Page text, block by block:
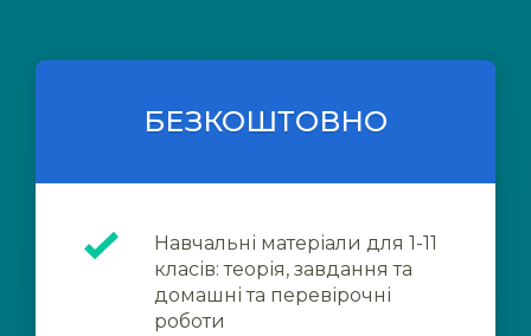
БЕЗКОШТОВНО
Навчальні матеріали для 1-11
класів: теорія, завдання та
домашні та перевірочні
роботи